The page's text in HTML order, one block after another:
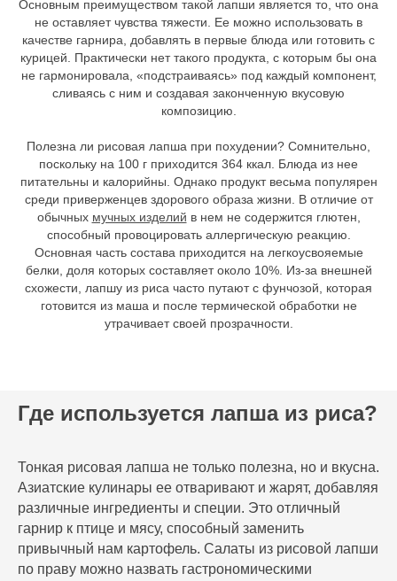
Основным преимуществом такой лапши является то, что она
не оставляет чувства тяжести. Ее можно использовать в
качестве гарнира, добавлять в первые блюда или готовить с
курицей. Практически нет такого продукта, с которым бы она
не гармонировала, «подстраиваясь» под каждый компонент,
сливаясь с ним и создавая законченную вкусовую
композицию.
Полезна ли рисовая лапша при похудении? Сомнительно,
поскольку на 100 г приходится 364 ккал. Блюда из нее
питательны и калорийны. Однако продукт весьма популярен
среди приверженцев здорового образа жизни. В отличие от
обычных мучных изделий в нем не содержится глютен,
способный провоцировать аллергическую реакцию.
Основная часть состава приходится на легкоусвояемые
белки, доля которых составляет около 10%. Из-за внешней
схожести, лапшу из риса часто путают с фунчозой, которая
готовится из маша и после термической обработки не
утрачивает своей прозрачности.
Где используется лапша из риса?
Тонкая рисовая лапша не только полезна, но и вкусна.
Азиатские кулинары ее отваривают и жарят, добавляя
различные ингредиенты и специи. Это отличный
гарнир к птице и мясу, способный заменить
привычный нам картофель. Салаты из рисовой лапши
по праву можно назвать гастрономическими